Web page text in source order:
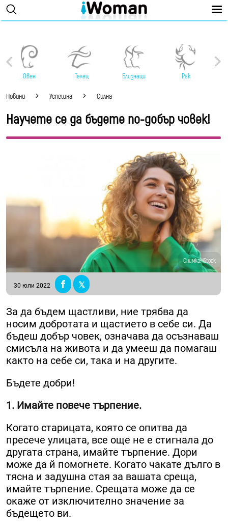
Овен Телец Близнаци Рак
Новини Успешна Силна
Научете се да бъдете по-добър човек!
Снимка: iStock
30 юли 2022
За да бъдем щастливи, ние трябва да
носим добротата и щастието в себе си. Да
бъдеш добър човек, означава да осъзнаваш
смисъла на живота и да умееш да помагаш
както на себе си, така и на другите.
Бъдете добри!
1. Имайте повече търпение.
Когато старицата, която се опитва да
пресече улицата, все още не е стигнала до
другата страна, имайте търпение. Дори
може да й помогнете. Когато чакате дълго в
тясна и задушна стая за вашата среща,
имайте търпение. Срещата може да се
окаже от изключително значение за
бъдещето ви.